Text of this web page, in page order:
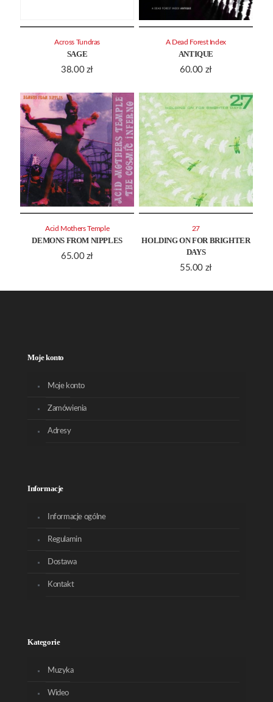
SAGE
38.00 zł
Across Tundras
ANTIQUE
60.00 zł
A Dead Forest Index
DEMONS FROM NIPPLES
65.00 zł
Acid Mothers Temple
HOLDING ON FOR BRIGHTER
DAYS
55.00 zł
27
Moje konto
Moje konto
Zamówienia
Adresy
Informacje
Informacje ogólne
Regulamin
Dostawa
Kontakt
Kategorie
Muzyka
Wideo